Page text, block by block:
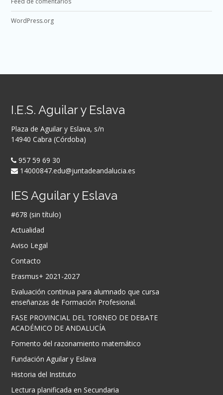
WordPress.org
I.E.S. Aguilar y Eslava
Plaza de Aguilar y Eslava, s/n
14940 Cabra (Córdoba)
957 59 69 30
14000847.edu@juntadeandalucia.es
IES Aguilar y Eslava
#678 (sin título)
Actualidad
Aviso Legal
Contacto
Erasmus+ 2021-2027
Evaluación continua para alumnado que cursa
enseñanzas de Formación Profesional.
FASE PROVINCIAL DEL TORNEO DE DEBATE
ACADÉMICO DE ANDALUCÍA
Fomento del razonamiento matemático
Fundación Aguilar y Eslava
Historia del Instituto
Lectura planificada en Secundaria